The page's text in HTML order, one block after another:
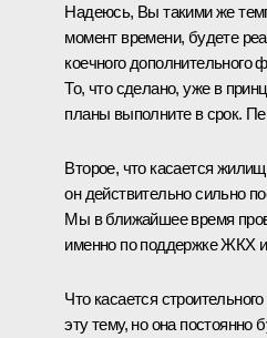
Надеюсь, Вы такими же
момент времени, будете
коечного дополнительного
То, что сделано, уже в
планы выполните в срок.
Второе, что касается
он действительно сильно
Мы в ближайшее время
именно по поддержке ЖКХ
Что касается
эту тему, но она постоянно